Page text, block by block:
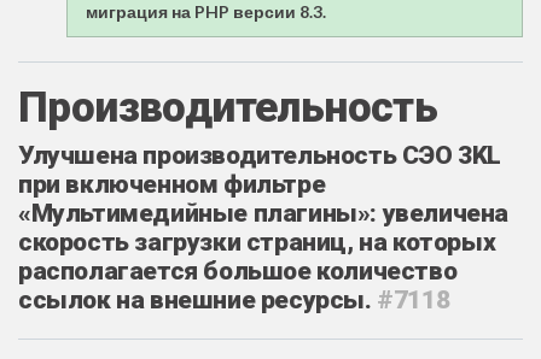
миграция на PHP версии 8.3.
Производительность
Улучшена производительность СЭО 3KL
при включенном фильтре
«Мультимедийные плагины»: увеличена
скорость загрузки страниц, на которых
располагается большое количество
ссылок на внешние ресурсы. #7118